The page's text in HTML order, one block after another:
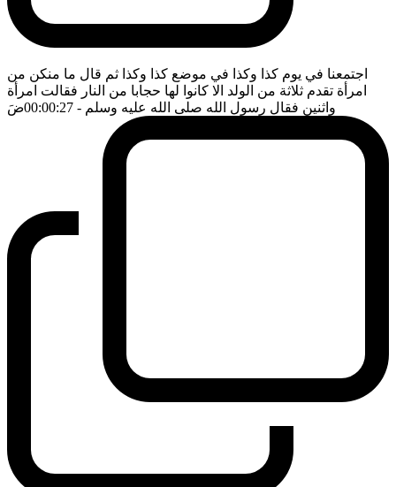
اجتمعنا في يوم كذا وكذا في موضع كذا وكذا ثم قال ما منكن من
امرأة تقدم ثلاثة من الولد الا كانوا لها حجابا من النار فقالت امرأة
واثنين فقال رسول الله صلى الله عليه وسلم - 00:00:27 ضَ